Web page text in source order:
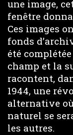
une image,
fenêtre
Ces images
fonds
été
champ et la
racontent,
1944, une
alternative
naturel se
les autres.